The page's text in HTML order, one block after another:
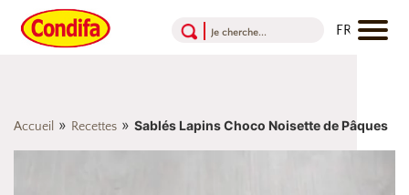
Accueil » Recettes » Sablés Lapins Choco Noisette de Pâques